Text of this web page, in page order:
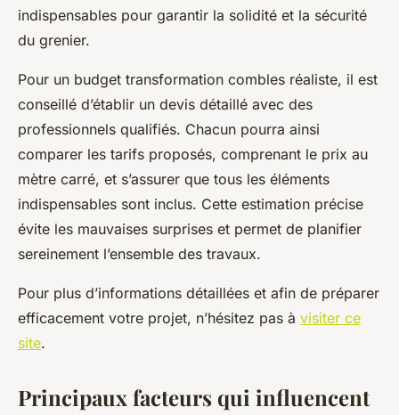
indispensables pour garantir la solidité et la sécurité
du grenier.
Pour un budget transformation combles réaliste, il est
conseillé d’établir un devis détaillé avec des
professionnels qualifiés. Chacun pourra ainsi
comparer les tarifs proposés, comprenant le prix au
mètre carré, et s’assurer que tous les éléments
indispensables sont inclus. Cette estimation précise
évite les mauvaises surprises et permet de planifier
sereinement l’ensemble des travaux.
Pour plus d’informations détaillées et afin de préparer
efficacement votre projet, n’hésitez pas à visiter ce
site.
Principaux facteurs qui influencent